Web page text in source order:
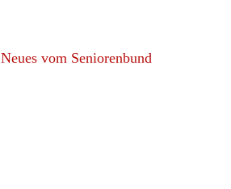
Neues vom Seniorenbund